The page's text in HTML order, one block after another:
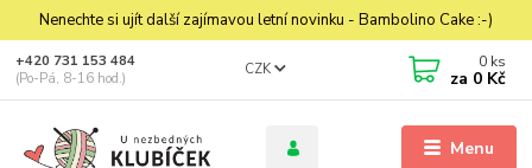
Nenechte si ujít další zajímavou letní novinku - Bambolino Cake :-)
Menu
CZK
+420 731 153 484
(Po-Pá, 8-16 hod.)
0 ks
za 0 Kč